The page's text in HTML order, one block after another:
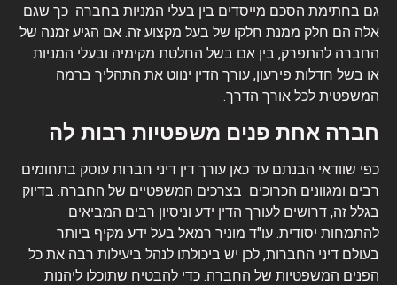
גם בחתימת הסכם מייסדים בין בעלי המניות בחברה כך שגם
אלה הם חלק ממנת חלקו של בעל מקצוע זה. אם הגיע זמנה של
החברה להתפרק, בין אם בשל החלטת מקימיה ובעלי המניות
או בשל חדלות פירעון, עורך הדין ינווט את התהליך ברמה
המשפטית לכל אורך הדרך.
חברה אחת פנים משפטיות רבות לה
כפי שוודאי הבנתם עד כאן עורך דין דיני חברות עוסק בתחומים
רבים ומגוונים הכרוכים בצרכים המשפטיים של החברה. בדיוק
בגלל זה, דרושים לעורך הדין ידע וניסיון רבים המביאים
להתמחות יסודית. עו"ד מוניר רמאל בעל ידע מקיף ביותר
בעולם דיני החברות, לכן יש ביכולתו לנהל ביעילות רבה את כל
הפנים המשפטיות של החברה. כדי להבטיח שתוכלו ליהנות